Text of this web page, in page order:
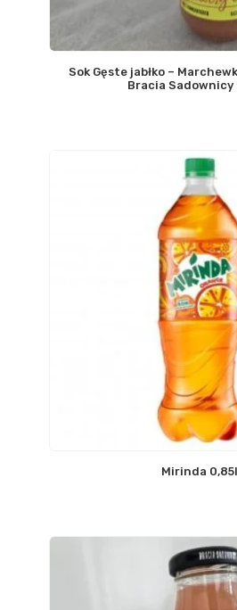
Sok Gęste jabłko –
Bracia Sadownicy
Mirinda 0,85l